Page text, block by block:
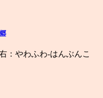
：やわふわ-はんぶんこ